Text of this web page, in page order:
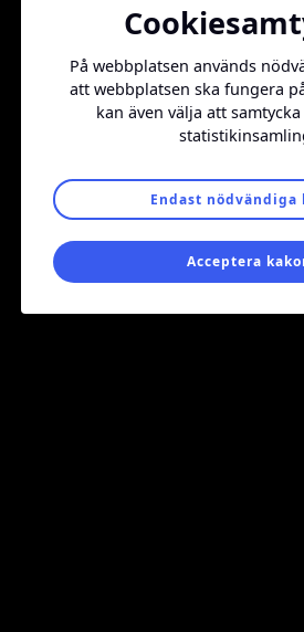
Kontakt
info@daxx.se
© Daxx 2026 Integritetspolicy
På webbplatsen används
att webbplatsen ska fungera
kan även välja att
Endast nödvändiga
Acceptera